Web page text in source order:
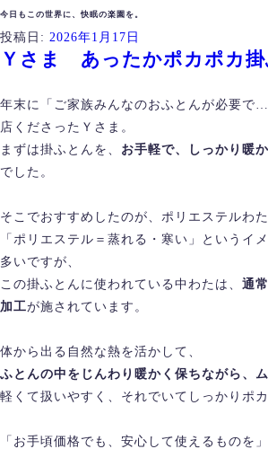
今日もこの世界に、快眠の楽園を。
投稿日: 2026年1月17日
Ｙさま あったかポカポカ掛
年末に「ご家族みんなのおふとんが必要で
店くださったＹさま。
まずは掛ふとんを、 お手軽で、しっかり暖
でした。
そこでおすすめしたのが、ポリエステルわ
「ポリエステル＝蒸れる・寒い」というイ
多いですが、
この掛ふとんに使われている中わたは、 通
加工が施されています。
体から出る自然な熱を活かして、
ふとんの中をじんわり暖かく保ちながら、
軽くて扱いやすく、それでいてしっかりポカ
「お手頃価格でも、安心して使えるものを」